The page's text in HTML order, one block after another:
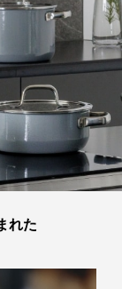
料が異なります。
装（ガラス・セラ
18％クロム）
れた